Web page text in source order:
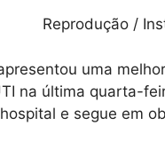
Reprodução /
uma
na última quarta-
e segue em